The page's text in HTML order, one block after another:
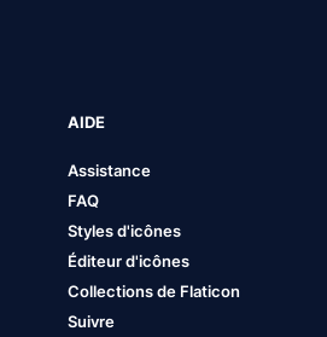
AIDE
Assistance
FAQ
Styles d'icônes
Éditeur d'icônes
Collections de Flaticon
Suivre